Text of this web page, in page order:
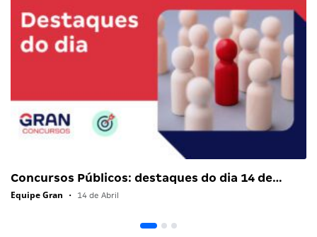
Concursos Públicos: destaques do dia 14 de…
Equipe Gran • 14 de Abril